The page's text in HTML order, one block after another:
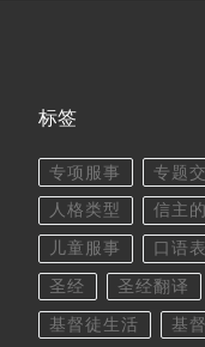
标签
专项服事 专题
人格类型 信主
儿童服事 口语
圣经 圣经翻译
基督徒生活 基